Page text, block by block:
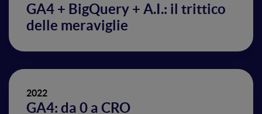
GA4 + BigQuery + A.I.: il trittico
delle meraviglie
2022
GA4: da 0 a CRO